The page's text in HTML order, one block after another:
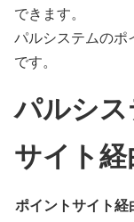
できます。
パルシステムのポ
です。
パルシス
サイト
ポイントサイト経